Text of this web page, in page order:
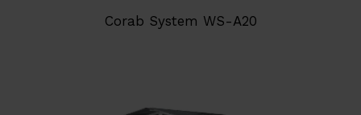
Corab System WS-A20